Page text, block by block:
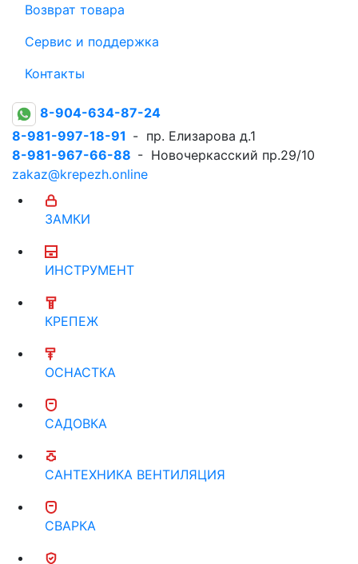
Возврат товара
Сервис и поддержка
Контакты
8-904-634-87-24
8-981-997-18-91 - пр. Елизарова д.1
8-981-967-66-88 - Новочеркасский пр.29/10
zakaz@krepezh.online
ЗАМКИ
ИНСТРУМЕНТ
КРЕПЕЖ
ОСНАСТКА
САДОВКА
САНТЕХНИКА ВЕНТИЛЯЦИЯ
СВАРКА